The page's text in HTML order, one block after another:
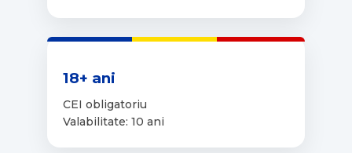
18+ ani
CEI obligatoriu
Valabilitate: 10 ani